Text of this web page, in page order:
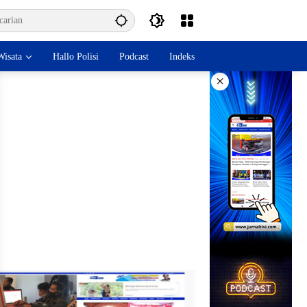
Hallo Polisi Podcast Indeks
×